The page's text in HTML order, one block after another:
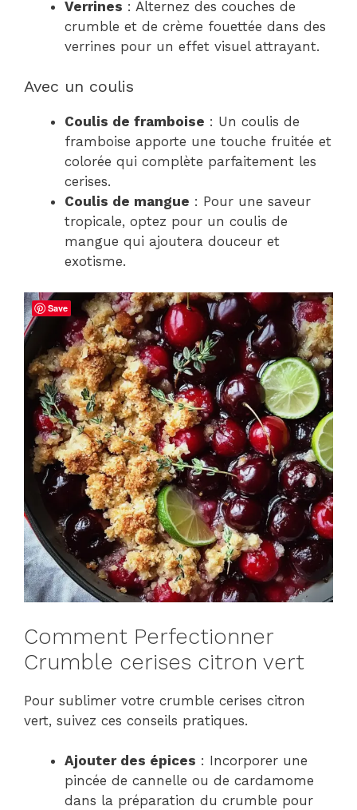
Verrines : Alternez des couches de
crumble et de crème fouettée dans des
verrines pour un effet visuel attrayant.
Avec un coulis
Coulis de framboise : Un coulis de
framboise apporte une touche fruitée et
colorée qui complète parfaitement les
cerises.
Coulis de mangue : Pour une saveur
tropicale, optez pour un coulis de
mangue qui ajoutera douceur et
exotisme.
Comment Perfectionner
Crumble cerises citron vert
Pour sublimer votre crumble cerises citron
vert, suivez ces conseils pratiques.
Ajouter des épices : Incorporer une
pincée de cannelle ou de cardamome
dans la préparation du crumble pour
Save